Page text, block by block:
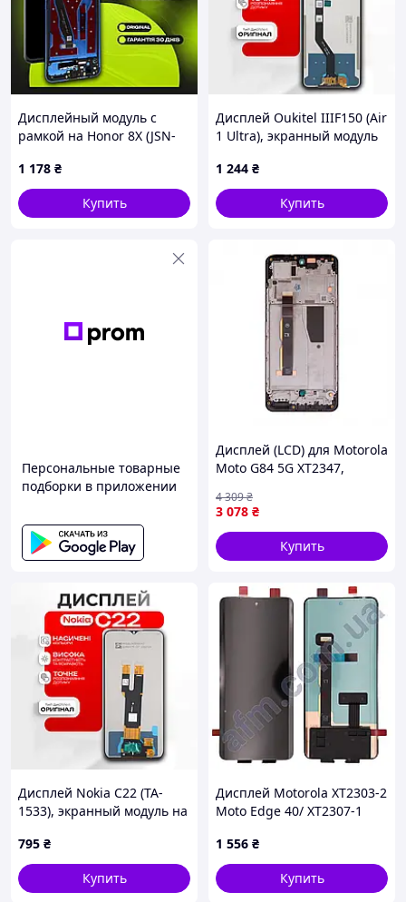
Дисплейный модуль с
рамкой на Honor 8X (JSN-
экран для Хонор 8Х
1 178 ₴
Купить
Дисплей Oukitel IIIF150 (Air
1 Ultra), экранный модуль
1 Ультра)
1 244 ₴
Купить
Персональные товарные
подборки в приложении
Дисплей (LCD) для Motorola
Moto G84 5G XT2347,
рамкою black (P-Oled)
Original Quality
3 078 ₴
4 309₴
Купить
Дисплей Nokia C22 (TA-
1533), экранный модуль на
795 ₴
Купить
Дисплей Motorola XT2303-2
Moto Edge 40/ XT2307-1
черный
1 556 ₴
Купить